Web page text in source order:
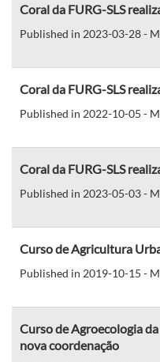
Coral da FURG-SLS
Published in 2023-03-28 -
Coral da FURG-SLS
Published in 2022-10-05 -
Coral da FURG-SLS
Published in 2023-05-03 -
Curso de Agricultura
Published in 2019-10-15 -
Curso de Agroecologia
nova coordenação